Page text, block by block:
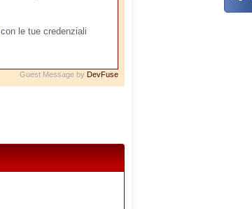
con le tue credenziali
Guest Message by DevFuse